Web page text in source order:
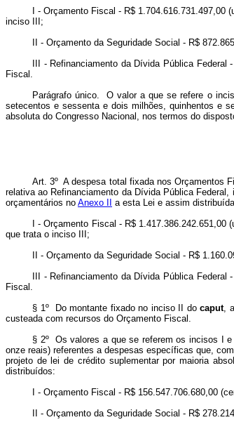
I - Orçamento Fiscal - R$
inciso III;
II - Orçamento da Seguridade Social - R$
III - Refinanciamento da Dívida Pública
Fiscal.
Parágrafo único. O valor a que se refere o
setecentos e sessenta e dois milhões, quinhentos e
absoluta do Congresso Nacional, nos termos do
Art. 3º A despesa total fixada nos Orçamentos
relativa ao Refinanciamento da Dívida Pública
orçamentários no Anexo II
a esta Lei e assim
I - Orçamento Fiscal - R$
que trata o inciso III;
II - Orçamento da Seguridade Social - R$
III - Refinanciamento da Dívida Pública
Fiscal.
§ 1º Do montante fixado no inciso II docaput,
custeada com recursos do Orçamento Fiscal.
§ 2º Os valores a que se referem os incisos I
onze reais) referentes a despesas específicas que,
projeto de lei de crédito suplementar por maioria
distribuídos:
I - Orçamento Fiscal - R$ 156.547.706.680,00
II - Orçamento da Seguridade Social - R$